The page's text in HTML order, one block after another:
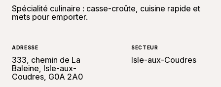
Spécialité culinaire : casse-croûte, cuisine rapide et
mets pour emporter.
ADRESSE
333, chemin de La
Baleine, Isle-aux-
Coudres, G0A 2A0
SECTEUR
Isle-aux-Coudres